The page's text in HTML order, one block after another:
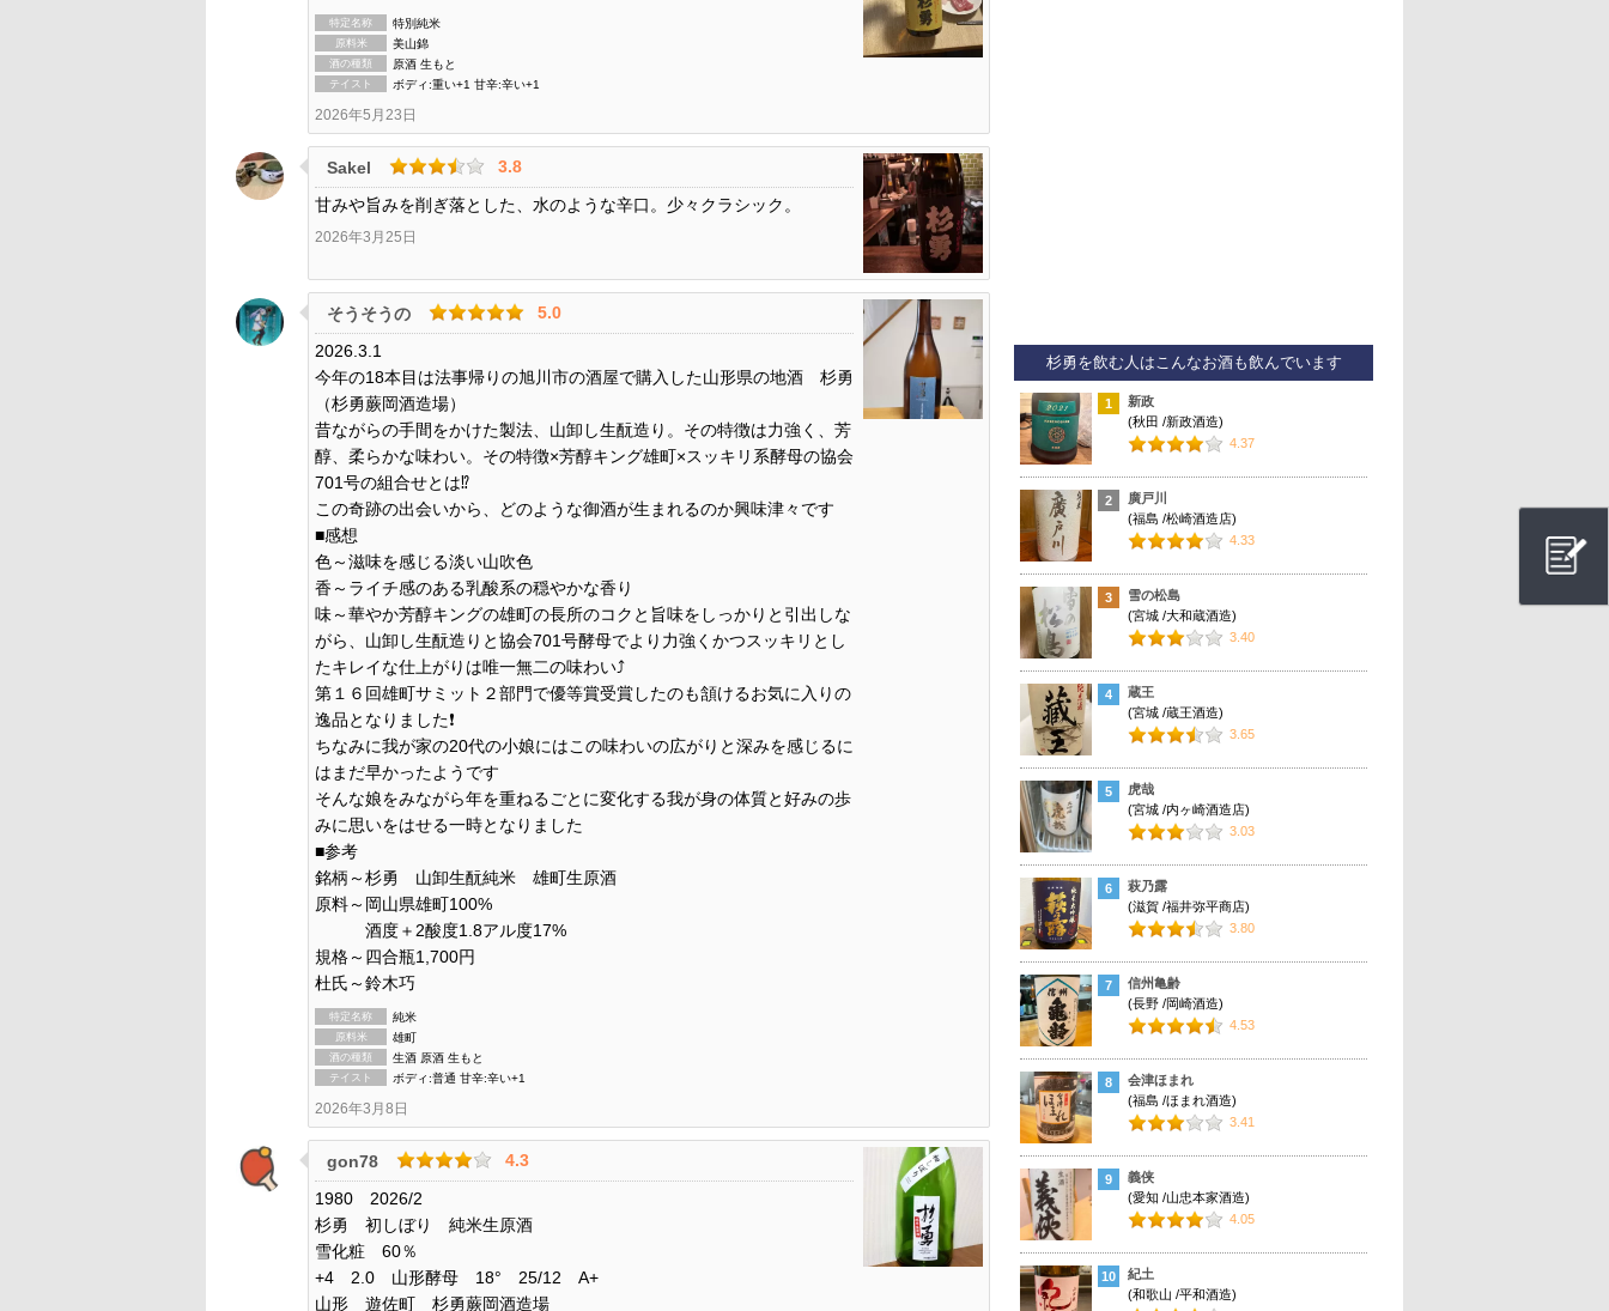
特定名称 特別純米
原料米 美山錦
酒の種類 原酒 生もと
テイスト ボディ:重い+1 甘辛:辛い+1
2026年5月23日
Sakel
3.8
甘みや旨みを削ぎ落とした、水のような辛口。少々クラシック。
2026年3月25日
そうそうの
5.0
2026.3.1
今年の18本目は法事帰りの旭川市の酒屋で購入した山形県の地酒 杉勇
（杉勇蕨岡酒造場）
昔ながらの手間をかけた製法、山卸し生酛造り。その特徴は力強く、芳
醇、柔らかな味わい。その特徴×芳醇キング雄町×スッキリ系酵母の協会
701号の組合せとは⁉️
この奇跡の出会いから、どのような御酒が生まれるのか興味津々です
■感想
色～滋味を感じる淡い山吹色
香～ライチ感のある乳酸系の穏やかな香り
味～華やか芳醇キングの雄町の長所のコクと旨味をしっかりと引出しな
がら、山卸し生酛造りと協会701号酵母でより力強くかつスッキリとし
たキレイな仕上がりは唯一無二の味わい⤴️
第１６回雄町サミット２部門で優等賞受賞したのも頷けるお気に入りの
逸品となりました❗
ちなみに我が家の20代の小娘にはこの味わいの広がりと深みを感じるに
はまだ早かったようです
そんな娘をみながら年を重ねるごとに変化する我が身の体質と好みの歩
みに思いをはせる一時となりました
■参考
銘柄～杉勇 山卸生酛純米 雄町生原酒
原料～岡山県雄町100%
酒度＋2酸度1.8アル度17%
規格～四合瓶1,700円
杜氏～鈴木巧
特定名称 純米
原料米 雄町
酒の種類 生酒 原酒 生もと
テイスト ボディ:普通 甘辛:辛い+1
2026年3月8日
gon78
4.3
1980 2026/2
杉勇 初しぼり 純米生原酒
雪化粧 60％
+4 2.0 山形酵母 18° 25/12 A+
山形 遊佐町 杉勇蕨岡酒造場
杉勇を飲む人はこんなお酒も飲んでいます
1
新政
(秋田 /新政酒造)
4.37
2
廣戸川
(福島 /松崎酒造店)
4.33
3
雪の松島
(宮城 /大和蔵酒造)
3.40
4
蔵王
(宮城 /蔵王酒造)
3.65
5
虎哉
(宮城 /内ヶ崎酒造店)
3.03
6
萩乃露
(滋賀 /福井弥平商店)
3.80
7
信州亀齢
(長野 /岡崎酒造)
4.53
8
会津ほまれ
(福島 /ほまれ酒造)
3.41
9
義侠
(愛知 /山忠本家酒造)
4.05
10
紀土
(和歌山 /平和酒造)